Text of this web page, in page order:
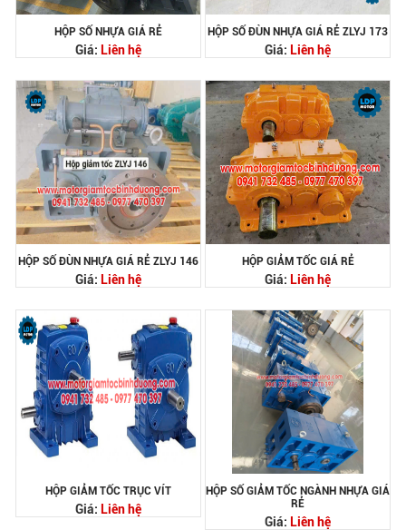
HỘP SỐ NHỰA GIÁ RẺ
Giá: Liên hệ
HỘP SỐ ĐÙN NHỰA GIÁ RẺ ZLYJ 173
Giá: Liên hệ
HỘP SỐ ĐÙN NHỰA GIÁ RẺ ZLYJ 146
Giá: Liên hệ
HỘP GIẢM TỐC GIÁ RẺ
Giá: Liên hệ
HỘP GIẢM TỐC TRỤC VÍT
Giá: Liên hệ
HỘP SỐ GIẢM TỐC NGÀNH NHỰA GIÁ
RẺ
Giá: Liên hệ